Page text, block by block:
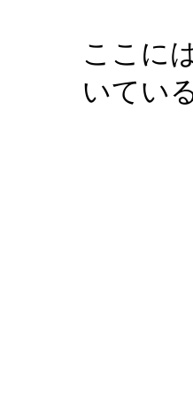
ここに
いてい